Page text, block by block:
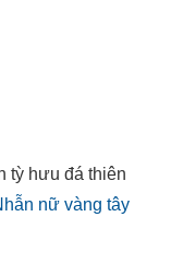
tỳ hưu đá thiên
nữ vàng tây